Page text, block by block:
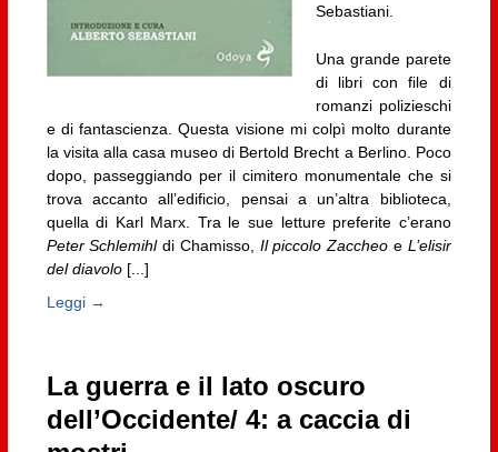
Sebastiani.
Una grande parete
di libri con file di
romanzi polizieschi
e di fantascienza. Questa visione mi colpì molto durante
la visita alla casa museo di Bertold Brecht a Berlino. Poco
dopo, passeggiando per il cimitero monumentale che si
trova accanto all’edificio, pensai a un’altra biblioteca,
quella di Karl Marx. Tra le sue letture preferite c’erano
Peter Schlemihldi Chamisso, Il piccolo Zaccheo e L’elisir
del diavolo[...]
Leggi →
La guerra e il lato oscuro
dell’Occidente/ 4: a caccia di